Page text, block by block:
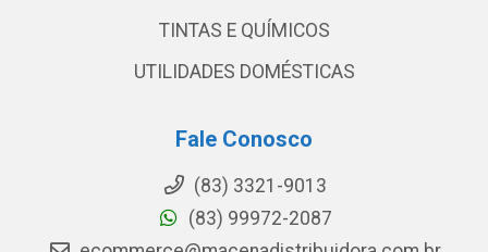
TINTAS E QUÍMICOS
UTILIDADES DOMÉSTICAS
Fale Conosco
(83) 3321-9013
(83) 99972-2087